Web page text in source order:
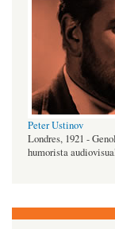
Peter Ustinov
Londres, 1921 -
humorista